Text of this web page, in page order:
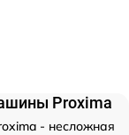
Proxima
- несложная